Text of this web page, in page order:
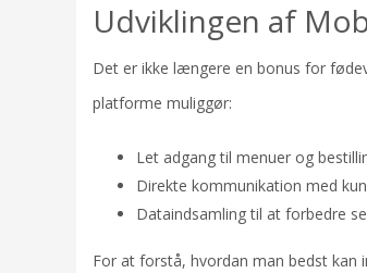
Udviklingen af
Det er ikke længere en bonus for
platforme muliggør:
Let adgangtil menuer og
Direkte kommunikation med
Dataindsamlingtil at forbedre
For at forstå, hvordan man bedst